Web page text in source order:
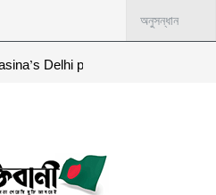
press conference a ‘gross